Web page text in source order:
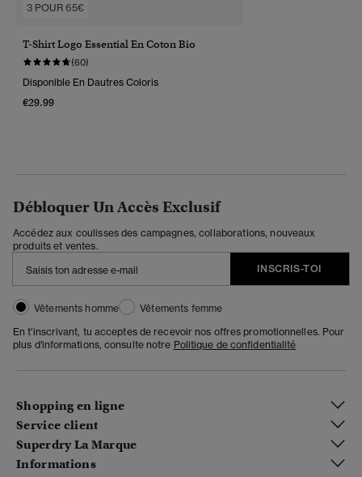
3 POUR 65€
T-Shirt Logo Essential En Coton Bio
(60)
Disponible En Dautres Coloris
€29.99
Débloquer Un Accès Exclusif
Accédez aux coulisses des campagnes, collaborations, nouveaux
produits et ventes.
INSCRIS-TOI
Vêtements homme
Vêtements femme
En t'inscrivant, tu acceptes de recevoir nos offres promotionnelles. Pour
plus d'informations, consulte notre Politique de confidentialité
Shopping en ligne
Service client
Superdry La Marque
Informations